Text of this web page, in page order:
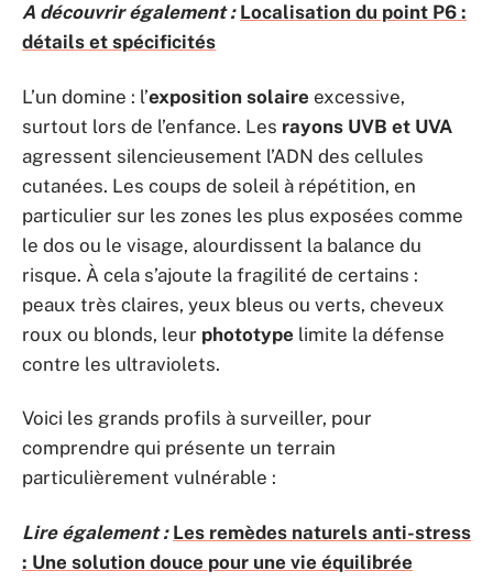
A découvrir également : Localisation du point P6 :
détails et spécificités
L’un domine : l’exposition solaire excessive,
surtout lors de l’enfance. Les rayons UVB et UVA
agressent silencieusement l’ADN des cellules
cutanées. Les coups de soleil à répétition, en
particulier sur les zones les plus exposées comme
le dos ou le visage, alourdissent la balance du
risque. À cela s’ajoute la fragilité de certains :
peaux très claires, yeux bleus ou verts, cheveux
roux ou blonds, leur phototype limite la défense
contre les ultraviolets.
Voici les grands profils à surveiller, pour
comprendre qui présente un terrain
particulièrement vulnérable :
Lire également : Les remèdes naturels anti-stress
: Une solution douce pour une vie équilibrée